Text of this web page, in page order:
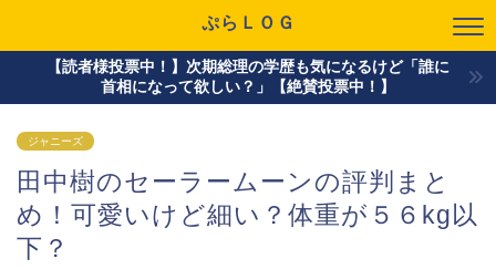
ぷらＬＯＧ
【読者様投票中！】次期総理の学歴も気になるけど「誰に
首相になって欲しい？」【絶賛投票中！】
ジャニーズ
田中樹のセーラームーンの評判まと
め！可愛いけど細い？体重が５６kg以
下？